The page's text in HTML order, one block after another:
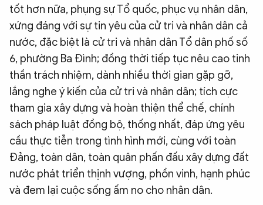
tốt hơn nữa, phụng sự Tổ quốc, phục vụ nhân dân,
xứng đáng với sự tin yêu của cử tri và nhân dân cả
nước, đặc biệt là cử tri và nhân dân Tổ dân phố số
6, phường Ba Đình; đồng thời tiếp tục nêu cao tinh
thần trách nhiệm, dành nhiều thời gian gặp gỡ,
lắng nghe ý kiến của cử tri và nhân dân; tích cực
tham gia xây dựng và hoàn thiện thể chế, chính
sách pháp luật đồng bộ, thống nhất, đáp ứng yêu
cầu thực tiễn trong tình hình mới, cùng với toàn
Đảng, toàn dân, toàn quân phấn đấu xây dựng đất
nước phát triển thịnh vượng, phồn vinh, hạnh phúc
và đem lại cuộc sống ấm no cho nhân dân.